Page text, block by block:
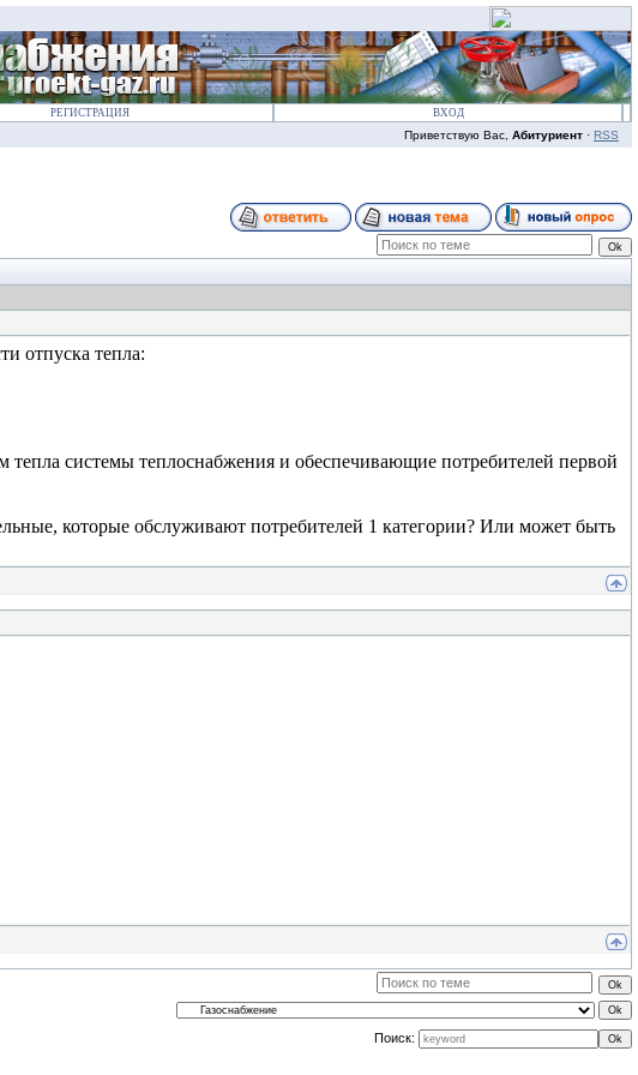
РЕГИСТРАЦИЯ ВХОД
Приветствую Вас, Абитуриент · RSS
отпуска тепла:
системы теплоснабжения и обеспечивающие потребителей первой
которые обслуживают потребителей 1 категории? Или может быть
Поиск: